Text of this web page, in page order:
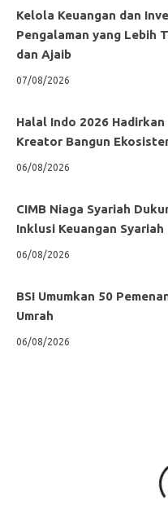
Kelola Keuangan dan
Pengalaman yang Lebih
dan Ajaib
07/08/2026
Halal Indo 2026
Kreator Bangun
06/08/2026
CIMB Niaga Syariah
Inklusi Keuangan
06/08/2026
BSI Umumkan 50
Umrah
06/08/2026